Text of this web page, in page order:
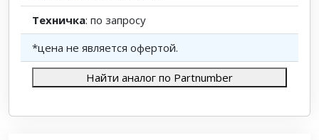
Техничка: по запросу
*цена не является офертой.
Найти аналог по Partnumber